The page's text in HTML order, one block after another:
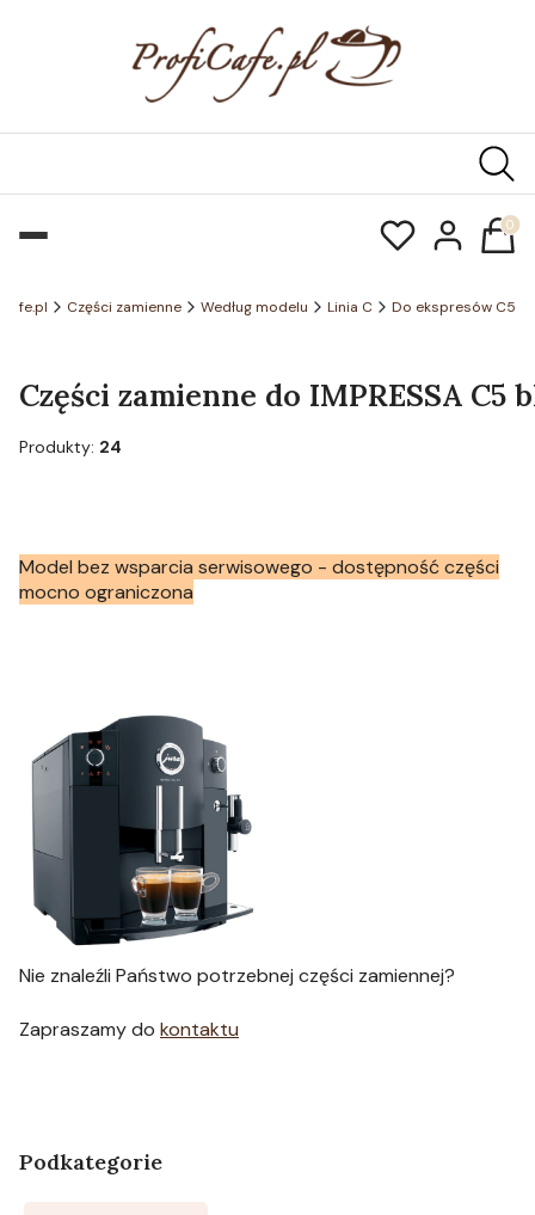
Części zamienne Według modelu Linia C Do ekspresów C5
Części zamienne do IMPRESSA C5
Produkty: 24
Model bez wsparcia serwisowego - dostępność części
mocno ograniczona
Nie znaleźli Państwo potrzebnej części zamiennej?
Zapraszamy do kontaktu
Podkategorie